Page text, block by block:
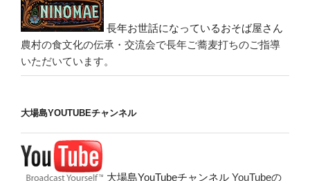
長年お世話になっているおそば屋さん
農村の食文化の伝承・交流会で長年ご蕎麦打ちのご指導
いただいています。
大場島YOUTUBEチャンネル
大場島YouTubeチャンネル YouTubeの